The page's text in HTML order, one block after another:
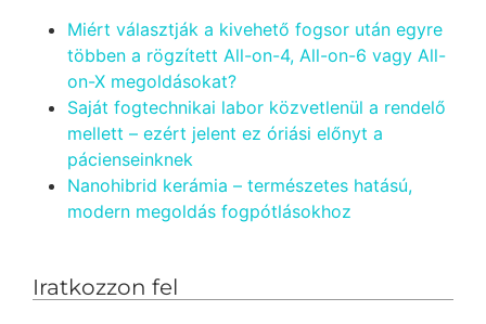
Miért választják a kivehető fogsor után egyre
többen a rögzített All-on-4, All-on-6 vagy All-
on-X megoldásokat?
Saját fogtechnikai labor közvetlenül a rendelő
mellett – ezért jelent ez óriási előnyt a
pácienseinknek
Nanohibrid kerámia – természetes hatású,
modern megoldás fogpótlásokhoz
Iratkozzon fel